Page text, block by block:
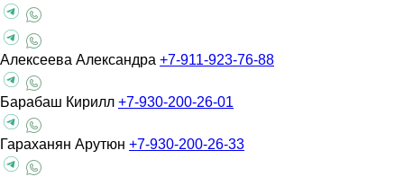
Алексеева Александра +7-911-923-76-88
Барабаш Кирилл +7-930-200-26-01
Гараханян Арутюн +7-930-200-26-33